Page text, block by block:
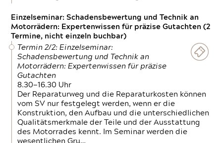
Einzelseminar: Schadensbewertung und Technik an
Motorrädern: Expertenwissen für präzise Gutachten (2
Termine, nicht einzeln buchbar)
Termin 2/2: Einzelseminar:
Schadensbewertung und Technik an
Motorrädern: Expertenwissen für präzise
Gutachten
8.30—16.30 Uhr
Der Reparaturweg und die Reparaturkosten können
vom SV nur festgelegt werden, wenn er die
Konstruktion, den Aufbau und die unterschiedlichen
Qualitätsmerkmale der Teile und der Ausstattung
des Motorrades kennt. Im Seminar werden die
wesentlichen Gru…